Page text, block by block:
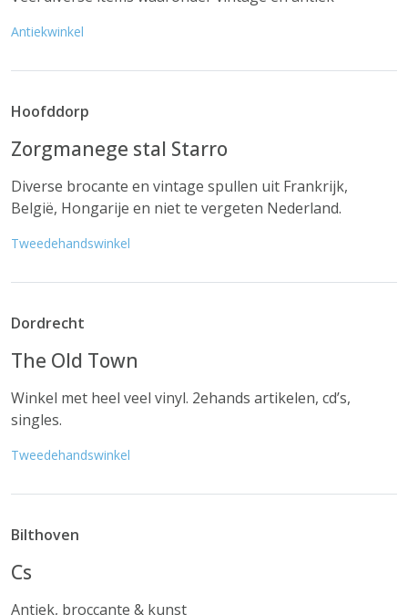
Antiekwinkel
Hoofddorp
Zorgmanege stal Starro
Diverse brocante en vintage spullen uit Frankrijk,
België, Hongarije en niet te vergeten Nederland.
Tweedehandswinkel
Dordrecht
The Old Town
Winkel met heel veel vinyl. 2ehands artikelen, cd’s,
singles.
Tweedehandswinkel
Bilthoven
Cs
Antiek, broccante & kunst